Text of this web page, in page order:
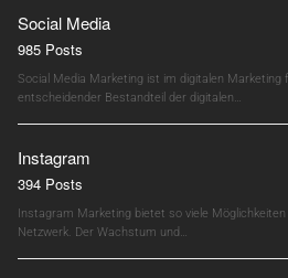
Social Media
985 Posts
Social Media Marketing ist im digitalen Marketing
entscheidender Bestandteil der digitalen…
Instagram
394 Posts
Instagram Marketing bietet so viele
Netzwerk. Der Wachstum und…